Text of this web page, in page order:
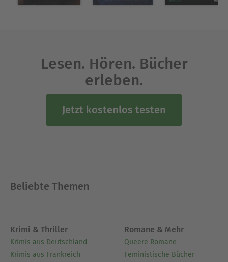
Lesen. Hören. Bücher
erleben.
Jetzt kostenlos testen
Beliebte Themen
Krimi & Thriller
Krimis aus Deutschland
Krimis aus Frankreich
Romane & Mehr
Queere Romane
Feministische Bücher